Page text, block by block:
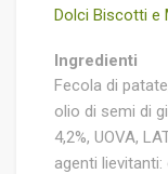
Dolci Biscotti e
Ingredienti
Fecola di
olio di semi di
4,2%, UOVA,
agenti